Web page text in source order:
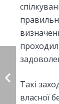
Такі
власної